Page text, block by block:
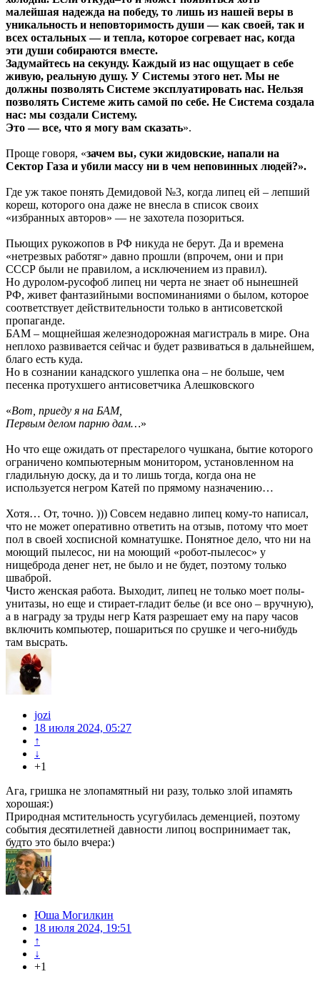
малейшая надежда на победу, то лишь из нашей веры в
уникальность и неповторимость души — как своей, так и
всех остальных — и тепла, которое согревает нас, когда
эти души собираются вместе.
Задумайтесь на секунду. Каждый из нас ощущает в себе
живую, реальную душу. У Системы этого нет. Мы не
должны позволять Системе эксплуатировать нас. Нельзя
позволять Системе жить самой по себе. Не Система создала
нас: мы создали Систему.
Это — все, что я могу вам сказать».
Проще говоря, «зачем вы, суки жидовские, напали на
Сектор Газа и убили массу ни в чем неповинных людей?».
Где уж такое понять Демидовой №3, когда липец ей – лепший
кореш, которого она даже не внесла в список своих
«избранных авторов» — не захотела позориться.
Пьющих рукожопов в РФ никуда не берут. Да и времена
«нетрезвых работяг» давно прошли (впрочем, они и при
СССР были не правилом, а исключением из правил).
Но дуролом-русофоб липец ни черта не знает об нынешней
РФ, живет фантазийными воспоминаниями о былом, которое
соответствует действительности только в антисоветской
пропаганде.
БАМ – мощнейшая железнодорожная магистраль в мире. Она
неплохо развивается сейчас и будет развиваться в дальнейшем,
благо есть куда.
Но в сознании канадского ушлепка она – не больше, чем
песенка протухшего антисоветчика Алешковского
«Вот, приеду я на БАМ,
Первым делом парню дам…»
Но что еще ожидать от престарелого чушкана, бытие которого
ограничено компьютерным монитором, установленном на
гладильную доску, да и то лишь тогда, когда она не
используется негром Катей по прямому назначению…
Хотя… От, точно. ))) Совсем недавно липец кому-то написал,
что не может оперативно ответить на отзыв, потому что моет
пол в своей хосписной комнатушке. Понятное дело, что ни на
моющий пылесос, ни на моющий «робот-пылесос» у
нищеброда денег нет, не было и не будет, поэтому только
шваброй.
Чисто женская работа. Выходит, липец не только моет полы-
унитазы, но еще и стирает-гладит белье (и все оно – вручную),
а в награду за труды негр Катя разрешает ему на пару часов
включить компьютер, пошариться по срушке и чего-нибудь
там высрать.
jozi
18 июля 2024, 05:27
↑
↓
+1
Ага, гришка не злопамятный ни разу, только злой ипамять
хорошая:)
Природная мстительность усугубилась деменцией, поэтому
события десятилетней давности липоц воспринимает так,
будто это было вчера:)
Юша Могилкин
18 июля 2024, 19:51
↑
↓
+1